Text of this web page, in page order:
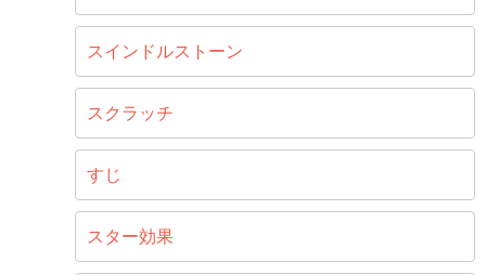
スインドルストーン
スクラッチ
すじ
スター効果